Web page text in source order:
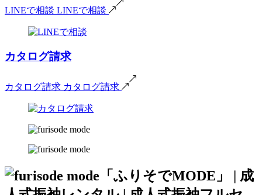
LINEで相談 LINEで相談
カタログ請求
カタログ請求 カタログ請求